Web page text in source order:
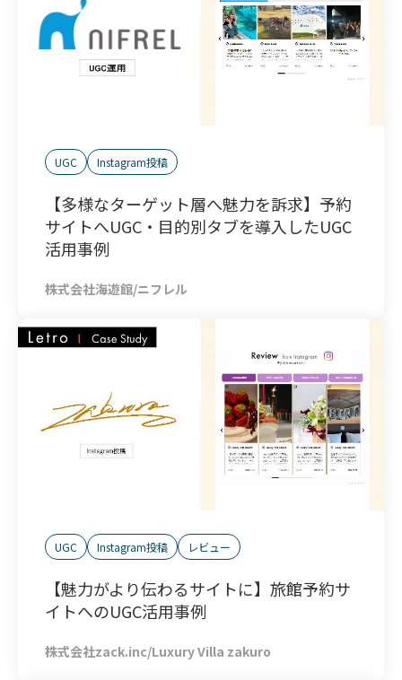
UGC Instagram投稿
【多様なターゲット層へ魅力を訴求】予約
サイトへUGC・目的別タブを導入したUGC
活用事例
株式会社海遊館/ニフレル
UGC Instagram投稿 レビュー
【魅力がより伝わるサイトに】旅館予約サ
イトへのUGC活用事例
株式会社zack.inc/Luxury Villa zakuro